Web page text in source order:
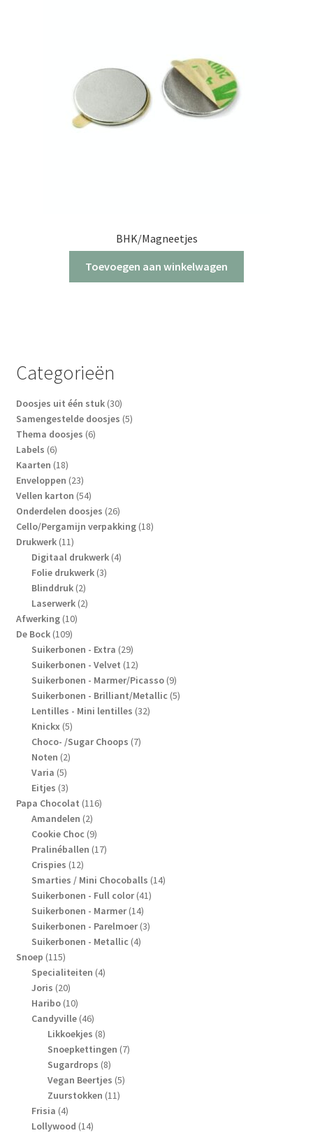
worden
op
de
BHK/Magneetjes
Toevoegen aan winkelwagen
Categorieën
Doosjes uit één stuk 3030
producten
Samengestelde doosjes 55
Thema doosjes 66
Labels 66
producten
Kaarten 1818
producten
Enveloppen 2323
producten
Vellen karton 5454
producten
Onderdelen doosjes 2626
producten
Cello/Pergamijn verpakking 1818
Drukwerk 1111
producten
Digitaal drukwerk 44
Folie drukwerk 33
Blinddruk 22
producten
Laserwerk 22
Afwerking 1010
De Bock 109109
producten
Suikerbonen - Extra 2929
producten
Suikerbonen - Velvet 1212
producten
Suikerbonen - Marmer/Picasso 99
producten
Suikerbonen - Brilliant/Metallic 55
Lentilles - Mini lentilles 3232
Knickx 55
producten
Choco- /Sugar Choops 77
Noten 22
Varia 55
producten
Eitjes 33
producten
Papa Chocolat 116116
Amandelen 22
producten
Cookie Choc 99
producten
Pralinéballen 1717
Crispies 1212
producten
Smarties / Mini Chocoballs 1414
Suikerbonen - Full color 4141
Suikerbonen - Marmer 1414
producten
Suikerbonen - Parelmoer 33
Suikerbonen - Metallic 44
Snoep 115115
producten
Specialiteiten 44
Joris 2020
producten
Haribo 1010
producten
Candyville 4646
producten
Likkoekjes 88
producten
Snoepkettingen 77
Sugardrops 88
producten
Vegan Beertjes 55
Zuurstokken 1111
Frisia 44
producten
Lollywood 1414